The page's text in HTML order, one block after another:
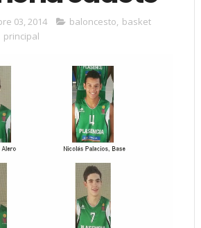
03, 2014 baloncesto, basket
principal